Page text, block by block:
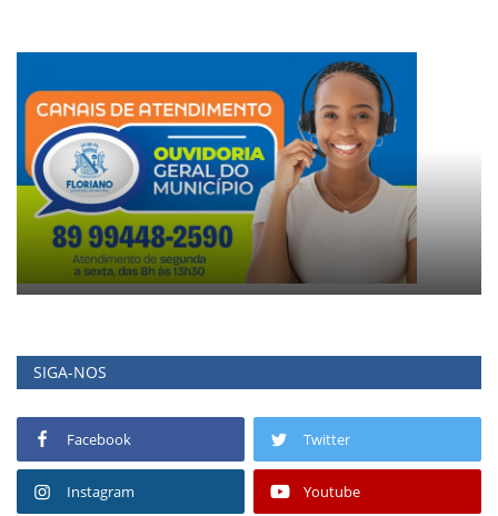
SIGA-NOS
Facebook Twitter
Instagram Youtube